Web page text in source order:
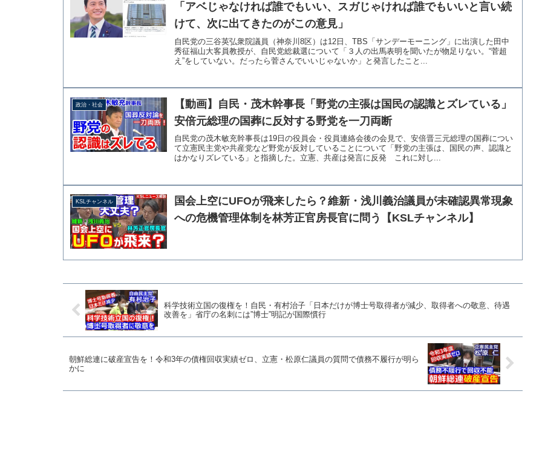
「アベじゃなければ誰でもいい、スガじゃければ誰でもいいと言い続
けて、次に出てきたのがこの意見」
自民党の三谷英弘衆院議員（神奈川8区）は12日、TBS「サンデーモーニング」に出演した田中
秀征福山大客員教授が、自民党総裁選について「３人の出馬表明を聞いたが物足りない。“菅超
え”をしていない。だったら菅さんでいいじゃないか」と発言したこと...
政治・社会
【動画】自民・茂木幹事長「野党の主張は国民の認識とズレている」
安倍元総理の国葬に反対する野党を一刀両断
自民党の茂木敏充幹事長は19日の役員会・役員連絡会後の会見で、安倍晋三元総理の国葬につい
て立憲民主党や共産党など野党が反対していることについて「野党の主張は、国民の声、認識と
はかなりズレている」と指摘した。立憲、共産は発言に反発 これに対し...
KSLチャンネル
国会上空にUFOが飛来したら？維新・浅川義治議員が未確認異常現象
への危機管理体制を林芳正官房長官に問う【KSLチャンネル】
科学技術立国の復権を！自民・有村治子「日本だけが博士号取得者が減少、取得者への敬意、待遇
改善を」省庁の名刺には”博士”明記が国際慣行
朝鮮総連に破産宣告を！令和3年の債権回収実績ゼロ、立憲・松原仁議員の質問で債務不履行が明ら
かに